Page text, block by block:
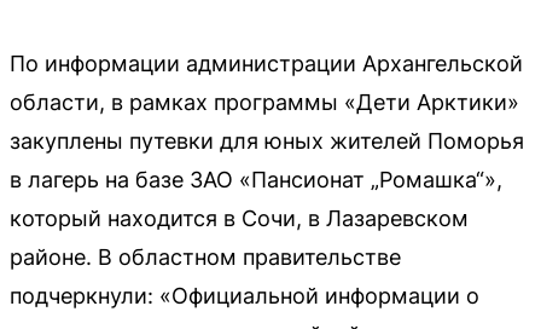
По информации администрации Архангельской
области, в рамках программы «Дети Арктики»
закуплены путевки для юных жителей Поморья
в лагерь на базе ЗАО «Пансионат „Ромашка“»,
который находится в Сочи, в Лазаревском
районе. В областном правительстве
подчеркнули: «Официальной информации о